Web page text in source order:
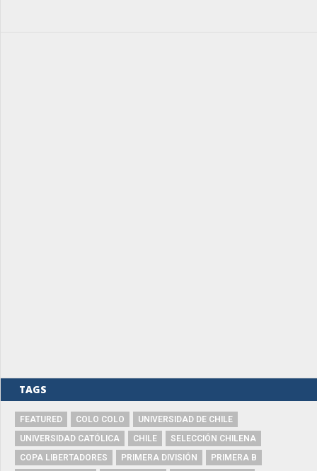
TAGS
FEATURED COLO COLO
UNIVERSIDAD DE CHILE
UNIVERSIDAD CATÓLICA
CHILE
SELECCIÓN CHILENA
COPA LIBERTADORES
PRIMERA DIVISIÓN
PRIMERA B